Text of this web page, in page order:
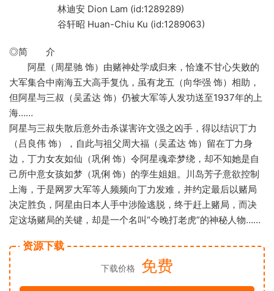
林迪安 Dion Lam (id:1289289)
谷轩昭 Huan-Chiu Ku (id:1289063)
◎简 介
阿星（周星驰 饰）由赌神处学成归来，恰逢不甘心失败的
大军集合中南海五大高手复仇，虽有龙五（向华强 饰）相助，
但阿星与三叔（吴孟达 饰）仍被大军等人发功送至1937年的上
海……
阿星与三叔失散后意外击杀谋害许文强之凶手，得以结识丁力
（吕良伟 饰），自此与祖父周大福（吴孟达 饰）留在丁力身
边，丁力女友如仙（巩俐 饰）令阿星魂牵梦绕，却不知她是自
己所中意女孩如梦（巩俐 饰）的孪生姐姐。川岛芳子意欲控制
上海，于是网罗大军等人频频向丁力发难，并约定最后以赌局
决定胜负，阿星由日本人手中涉险逃脱，终于赶上赌局，而决
定这场赌局的关键，却是一个名叫“今晚打老虎”的神秘人物……
资源下载
下载价格 免费